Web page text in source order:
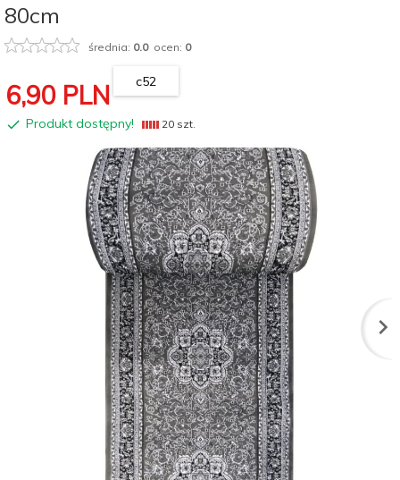
80cm
średnia: 0.0ocen: 0
6,90 PLN c52
Produkt dostępny! 20 szt.